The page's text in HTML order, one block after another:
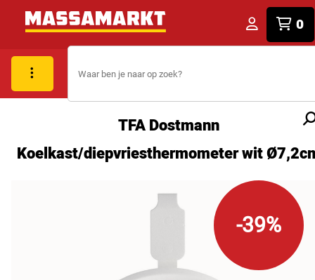
0
TFA Dostmann
Koelkast/diepvriesthermometer wit
-39%